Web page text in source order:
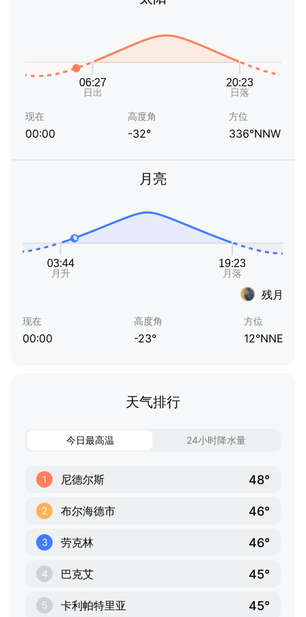
现在
00:00
高度角
-32°
方位
336°NNW
月亮
残月
现在
00:00
高度角
-23°
方位
12°NNE
天气排行
今日最高温 24小时降水量
1 尼德尔斯 48°
2 布尔海德市 46°
3 劳克林 46°
4 巴克艾 45°
5 卡利帕特里亚 45°